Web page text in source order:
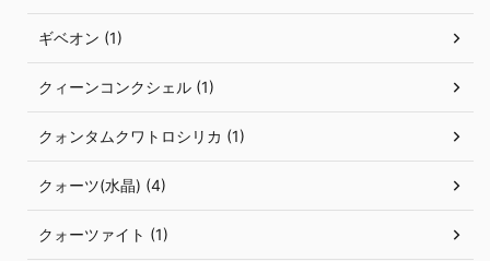
ギベオン (1)
クィーンコンクシェル (1)
クォンタムクワトロシリカ (1)
クォーツ(水晶) (4)
クォーツァイト (1)